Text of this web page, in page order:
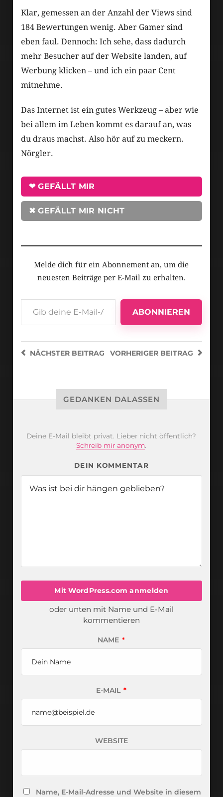
Klar, gemessen an der Anzahl der Views sind
184 Bewertungen wenig. Aber Gamer sind
eben faul. Dennoch: Ich sehe, dass dadurch
mehr Besucher auf der Website landen, auf
Werbung klicken – und ich ein paar Cent
mitnehme.
Das Internet ist ein gutes Werkzeug – aber wie
bei allem im Leben kommt es darauf an, was
du draus machst. Also hör auf zu meckern.
Nörgler.
❤ GEFÄLLT MIR
✖ GEFÄLLT MIR NICHT
Melde dich für ein Abonnement an, um die
neuesten Beiträge per E-Mail zu erhalten.
ABONNIEREN
VORHERIGER BEITRAG
NÄCHSTERBEITRAG
GEDANKEN DALASSEN
Deine E-Mail bleibt privat. Lieber nicht öffentlich?
Schreib mir anonym.
DEIN KOMMENTAR
Mit WordPress.com anmelden
oder unten mit Name und E-Mail
kommentieren
NAME *
E-MAIL *
WEBSITE
Name, E-Mail-Adresse und Website in diesem